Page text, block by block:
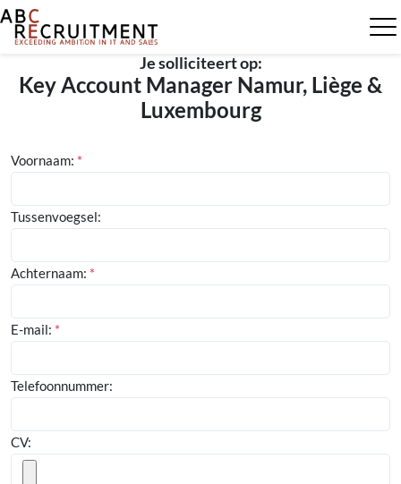
Je solliciteert op:
Key Account Manager Namur, Liège &
Luxembourg
Voornaam: *
Tussenvoegsel:
Achternaam: *
E-mail: *
Telefoonnummer:
CV: